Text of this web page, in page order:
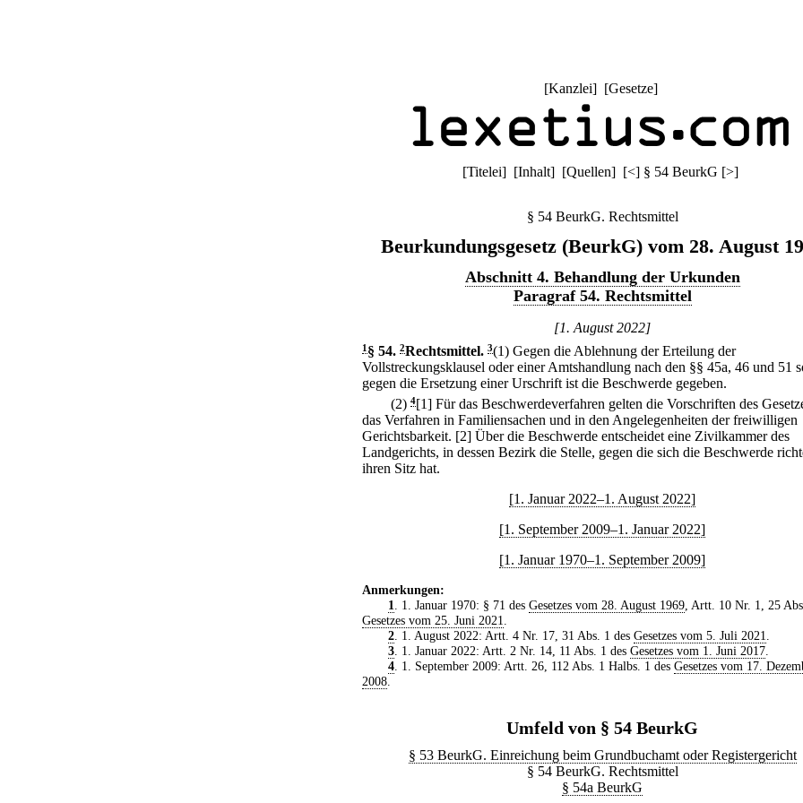
[Kanzlei] [Gesetze]
[Titelei] [Inhalt] [Quellen] [<] § 54 BeurkG [>]
§ 54 BeurkG. Rechtsmittel
Beurkundungsgesetz (BeurkG) vom 28. August
Abschnitt 4. Behandlung der Urkunden
Paragraf 54. Rechtsmittel
[1. August 2022]
1 § 54. 2Rechtsmittel. 3(1) Gegen die Ablehnung der Erteilung der
Vollstreckungsklausel oder einer Amtshandlung nach den §§ 45a, 46 und 51
gegen die Ersetzung einer Urschrift ist die Beschwerde gegeben.
(2) 4[1] Für das Beschwerdeverfahren gelten die Vorschriften des
das Verfahren in Familiensachen und in den Angelegenheiten der freiwilligen
Gerichtsbarkeit. [2] Über die Beschwerde entscheidet eine Zivilkammer des
Landgerichts, in dessen Bezirk die Stelle, gegen die sich die Beschwerde
ihren Sitz hat.
[1. Januar 2022–1. August 2022]
[1. September 2009–1. Januar 2022]
[1. Januar 1970–1. September 2009]
Anmerkungen:
1. 1. Januar 1970: § 71 des Gesetzes vom 28. August 1969, Artt. 10 Nr. 1, 25
Gesetzes vom 25. Juni 2021.
2. 1. August 2022: Artt. 4 Nr. 17, 31 Abs. 1 des Gesetzes vom 5. Juli 2021.
3. 1. Januar 2022: Artt. 2 Nr. 14, 11 Abs. 1 des Gesetzes vom 1. Juni 2017.
4. 1. September 2009: Artt. 26, 112 Abs. 1 Halbs. 1 des Gesetzes vom 17.
2008.
Umfeld von § 54 BeurkG
§ 53 BeurkG. Einreichung beim Grundbuchamt oder Registergericht
§ 54 BeurkG. Rechtsmittel
§ 54a BeurkG